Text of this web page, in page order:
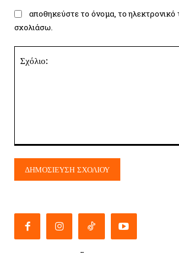
αποθηκεύστε το όνομα, το
σχολιάσω.